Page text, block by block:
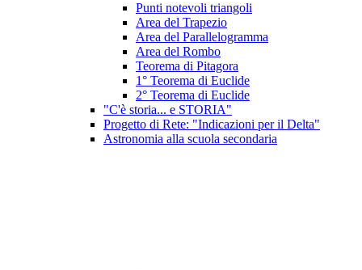
Punti notevoli triangoli
Area del Trapezio
Area del Parallelogramma
Area del Rombo
Teorema di Pitagora
1° Teorema di Euclide
2° Teorema di Euclide
"C'è storia... e STORIA"
Progetto di Rete: "Indicazioni per il Delta"
Astronomia alla scuola secondaria